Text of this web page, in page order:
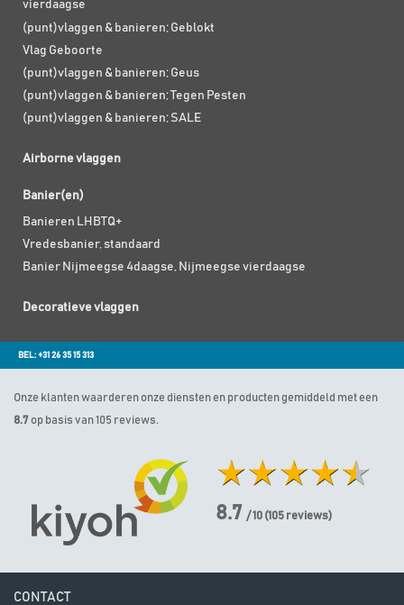
vierdaagse
(punt)vlaggen & banieren; Geblokt
Vlag Geboorte
(punt)vlaggen & banieren; Geus
(punt)vlaggen & banieren; Tegen Pesten
(punt)vlaggen & banieren; SALE
Airborne vlaggen
Banier(en)
Banieren LHBTQ+
Vredesbanier, standaard
Banier Nijmeegse 4daagse, Nijmeegse vierdaagse
Decoratieve vlaggen
BEL: +31 26 35 15 313
Onze klanten waarderen onze diensten en producten gemiddeld met een
8.7 op basis van 105 reviews.
8.7 / 10 (105 reviews)
CONTACT